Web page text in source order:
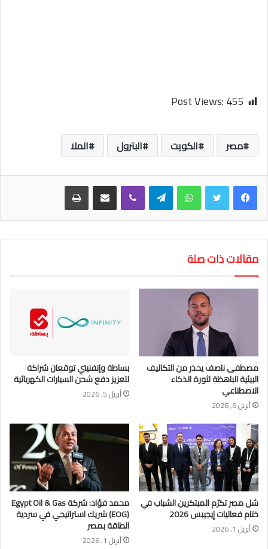
Post Views:455
مصر الكويت البترول الملا
واتساب تيلقرام
مقالات ذات صلة
مصطفى ناصف يحذر من التكاليف
البيئية الباهظة لثورة الذكاء
الاصطناعي
أبريل 6, 2026
بساطة وإنفنيتي توقعان شراكة
لتعزيز دفع شحن السيارات الكهربائية
أبريل 5, 2026
شل مصر تكرّم المبتكرين الشباب في
ختام فعاليات إيجيبس 2026
أبريل 1, 2026
محمد فؤاد: شركة Egypt Oil & Gas
(EOG) شريك استراتيجي في سردية
الطاقة بمصر
أبريل 1, 2026